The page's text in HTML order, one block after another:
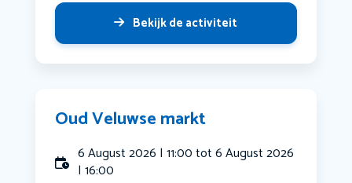
Bekijk de activiteit
Oud Veluwse markt
6 August 2026 | 11:00 tot 6 August 2026
| 16:00